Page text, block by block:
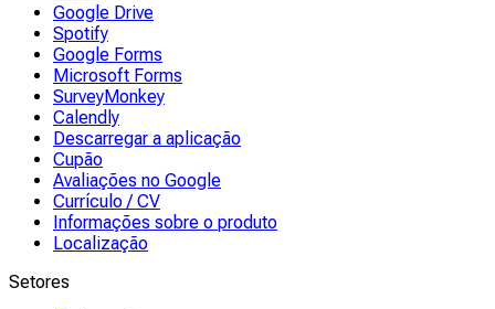
Google Drive
Spotify
Google Forms
Microsoft Forms
SurveyMonkey
Calendly
Descarregar a aplicação
Cupão
Avaliações no Google
Currículo / CV
Informações sobre o produto
Localização
Setores